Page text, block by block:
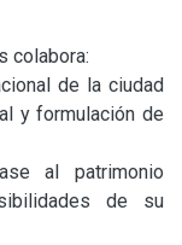
colabora:
de la ciudad
y formulación de
al patrimonio
de su